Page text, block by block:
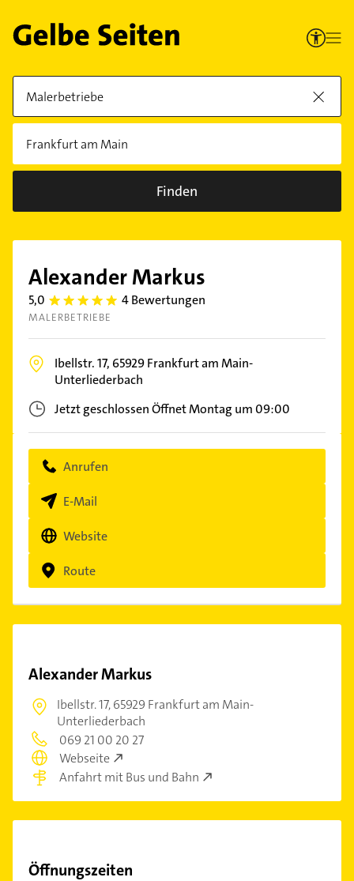
Finden
Alexander Markus
5,0 5.0 4 Bewertungen
MALERBETRIEBE
Ibellstr. 17, 65929Frankfurt am Main-
Unterliederbach
Jetzt geschlossenÖffnet Montag um 09:00
Anrufen
E-Mail
Website
Route
Alexander Markus
Ibellstr. 17,65929 Frankfurt am Main-
Unterliederbach
069 21 00 20 27
Webseite
Anfahrt mit Bus und Bahn
Öffnungszeiten